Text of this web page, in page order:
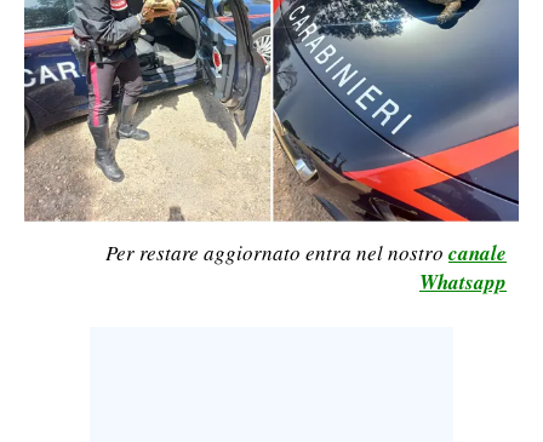
LAVORO
BANDI
SPORT IN SARDEGNA
SPORT
RISULTATI E CLASSIFICHE
Per restare aggiornato entra nel nostro canale
Whatsapp